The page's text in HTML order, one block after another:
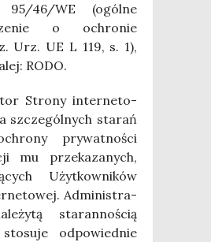
95/46/WE (ogól­ne
o ochro­nie
Urz. UE L 119, s. 1),
RODO.
Stro­ny inter­ne­to­
szcze­gól­nych sta­rań
pry­wat­no­ści
mu prze­ka­za­nych,
Użyt­kow­ni­ków
Admi­ni­stra­
sta­ran­no­ścią
odpo­wied­nie